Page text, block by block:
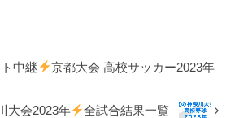
中継 京都大会 高校サッカー2023年
大会2023年 全試合結果一覧